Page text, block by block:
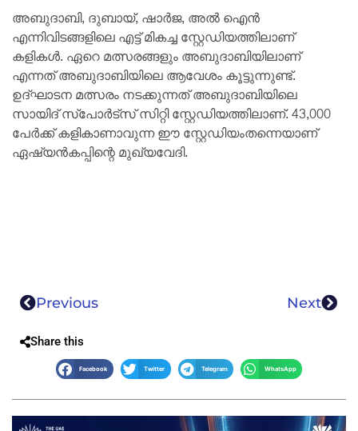
അബുദാബി, ദുബായ്, ഷാർജ, അൽ ഐൻ
എന്നിവിടങ്ങളിലെ എട്ട് മികച്ച സ്റ്റേഡിയത്തിലാണ്
കളികൾ. ഏറെ മത്സരങ്ങളും അബുദാബിയിലാണ്
എന്നത് അബുദാബിയിലെ ആവേശം കൂട്ടുന്നുണ്ട്.
ഉദ്ഘാടന മത്സരം നടക്കുന്നത് അബുദാബിയിലെ
സായിദ് സ്പോർട്‌സ് സിറ്റി സ്റ്റേഡിയത്തിലാണ്. 43,000
പേർക്ക് കളികാണാവുന്ന ഈ സ്റ്റേഡിയംതന്നെയാണ്
ഏഷ്യൻകപ്പിന്റെ മുഖ്യവേദി.
Previous Next
Share this
Facebook Twitter Telegram WhatsApp